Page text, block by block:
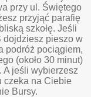
przy ul. Świętego
przyjąć parafię
szkołę. Jeśli
dojdziesz pieszo w
podróż pociągiem,
(około 30 minut)
A jeśli wybierzesz
czeka na Ciebie
Bursy.